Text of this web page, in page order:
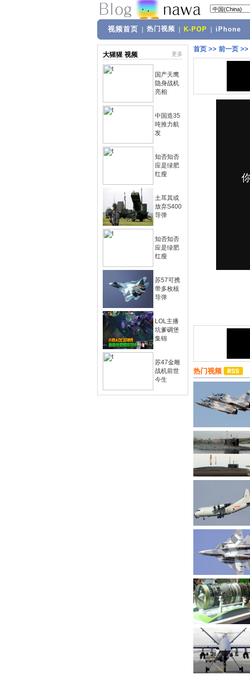
视频首页 热门视频 K-POP iPhone
大猩猩 视频 更多
国产天鹰
隐身战机
亮相
中国造35
吨推力航
发
知否知否
应是绿肥
红瘦
土耳其或
放弃S400
导弹
知否知否
应是绿肥
红瘦
苏57可携
带多枚核
导弹
LOL主播
坑爹碉堡
集锦
苏47金雕
战机前世
今生
首页 >> 前一页 >>
热门视频